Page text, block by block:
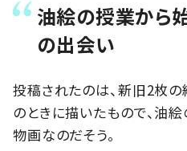
油絵の授業から
の出会い
投稿されたのは、新旧2枚
のときに描いたもので、油
物画なのだそう。